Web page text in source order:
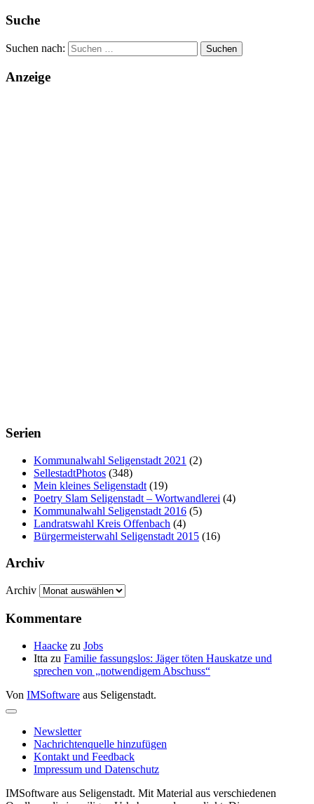
Suche
Suchen nach:
Anzeige
Serien
Kommunalwahl Seligenstadt 2021 (2)
SellestadtPhotos (348)
Mein kleines Seligenstadt (19)
Poetry Slam Seligenstadt – Wortwandlerei (4)
Kommunalwahl Seligenstadt 2016 (5)
Landratswahl Kreis Offenbach (4)
Bürgermeisterwahl Seligenstadt 2015 (16)
Archiv
Archiv
Kommentare
Haacke zu Jobs
Itta zu Familie fassungslos: Jäger töten Hauskatze und
sprechen von „notwendigem Abschuss“
Von IMSoftware aus Seligenstadt.
Newsletter
Nachrichtenquelle hinzufügen
Kontakt und Feedback
Impressum und Datenschutz
IMSoftware aus Seligenstadt. Mit Material aus verschiedenen